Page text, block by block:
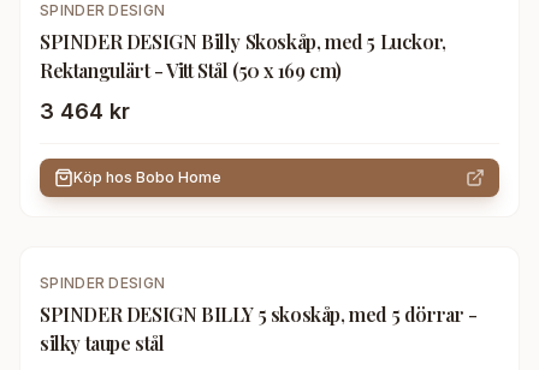
SPINDER DESIGN
SPINDER DESIGN Billy Skoskåp, med 5 Luckor,
Rektangulärt - Vitt Stål (50 x 169 cm)
3 464 kr
Köp hos Bobo Home
SPINDER DESIGN
SPINDER DESIGN BILLY 5 skoskåp, med 5 dörrar -
silky taupe stål